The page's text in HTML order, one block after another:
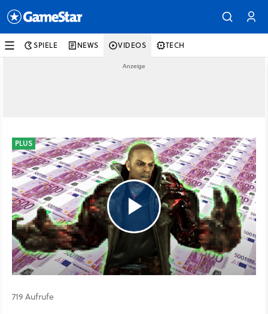
SPIELE NEWS VIDEOS TECH
PLUS
719 Aufrufe